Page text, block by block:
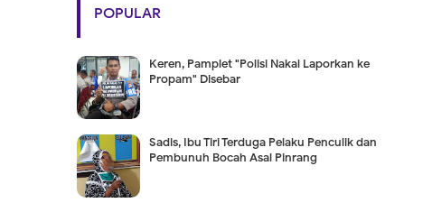
POPULAR
Keren, Pamplet "Polisi Nakal Laporkan ke
Propam" Disebar
Sadis, Ibu Tiri Terduga Pelaku Penculik dan
Pembunuh Bocah Asal Pinrang